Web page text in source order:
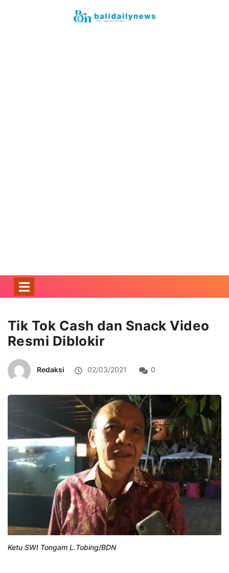
Tik Tok Cash dan Snack Video
Resmi Diblokir
Redaksi 02/03/2021 0
Ketu SWI Tongam L.Tobing/BDN